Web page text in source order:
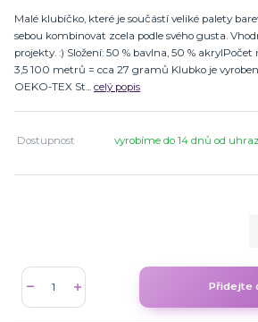
Malé klubíčko, které je součástí veliké palety
sebou kombinovat zcela podle svého gusta.
projekty. :) Složení: 50 % bavlna, 50 %
3,5 100 metrů = cca 27 gramů Klubko je
OEKO-TEX St... celý popis
Dostupnost vyrobíme do 14 dnů od
Přidejte